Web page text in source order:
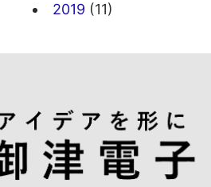
2019 (11)